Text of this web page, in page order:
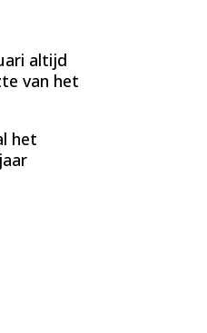
altijd
van het
het